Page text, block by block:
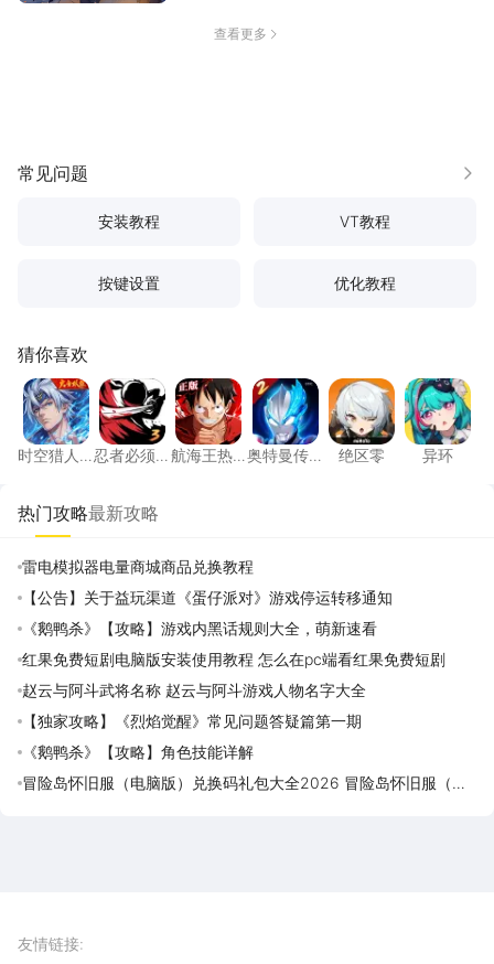
查看更多
常见问题 更多
安装教程 VT教程
按键设置 优化教程
猜你喜欢
时空猎人·觉醒
时空猎人·
忍者必须死3
忍者必须
航海王热血航线
航海王热
奥特曼传奇英雄2
奥特曼传
绝区零
绝区零
异环
异环
热门攻略最新攻略
雷电模拟器电量商城商品兑换教程
【公告】关于益玩渠道《蛋仔派对》游戏停运转移通知
《鹅鸭杀》【攻略】游戏内黑话规则大全，萌新速看
红果免费短剧电脑版安装使用教程 怎么在pc端看红果免费短剧
赵云与阿斗武将名称 赵云与阿斗游戏人物名字大全
【独家攻略】《烈焰觉醒》常见问题答疑篇第一期
《鹅鸭杀》【攻略】角色技能详解
冒险岛怀旧服（电脑版）兑换码礼包大全2026 冒险岛怀旧服（电
友情链接: